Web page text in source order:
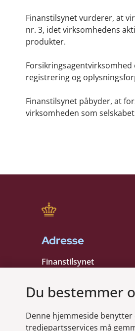
Finanstilsynet vurderer, at
nr. 3, idet virksomhedens
produkter.
registrering og
Finanstilsynet påbyder, at
virksomheden som
Adresse
Finanstilsynet
1401 København K
CVR nummer:10598184
Du bestemmer
Denne hjemmeside
tredjepartsservices må